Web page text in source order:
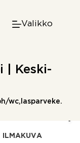
Valikko
| Keski-
wc,lasparveke.
ILMAKUVA